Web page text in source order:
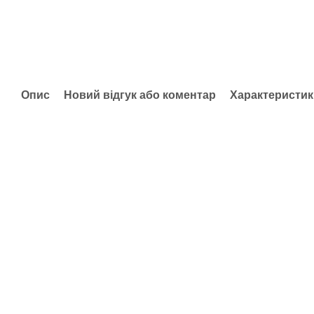
Опис Новий відгук або коментар